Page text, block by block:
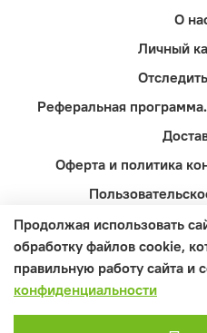
О
Личный
Реферальная
Оферта и политика
Вопросы и
Продолжая использовать
обработку файлов cookie,
правильную работу сайта и
конфиденциальности